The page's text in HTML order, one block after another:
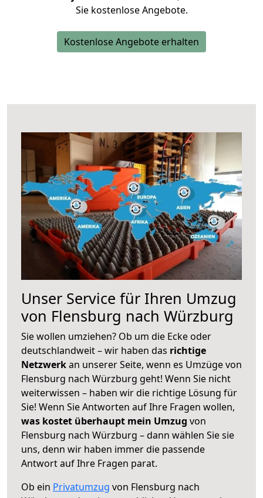
Sie kostenlose Angebote.
Kostenlose Angebote erhalten
Unser Service für Ihren Umzug
von Flensburg nach Würzburg
Sie wollen umziehen? Ob um die Ecke oder
deutschlandweit – wir haben das richtige
Netzwerkan unserer Seite, wenn es Umzüge von
Flensburg nach Würzburg geht! Wenn Sie nicht
weiterwissen – haben wir die richtige Lösung für
Sie! Wenn Sie Antworten auf Ihre Fragen wollen,
was kostet überhaupt mein Umzug von
Flensburg nach Würzburg – dann wählen Sie sie
uns, denn wir haben immer die passende
Antwort auf Ihre Fragen parat.
Ob ein Privatumzug von Flensburg nach